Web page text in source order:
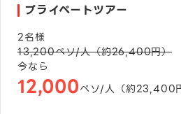
プライベートツアー
2名様
13,200ペソ/人（約26,400円）
今なら
12,000ペソ/人（約23,400